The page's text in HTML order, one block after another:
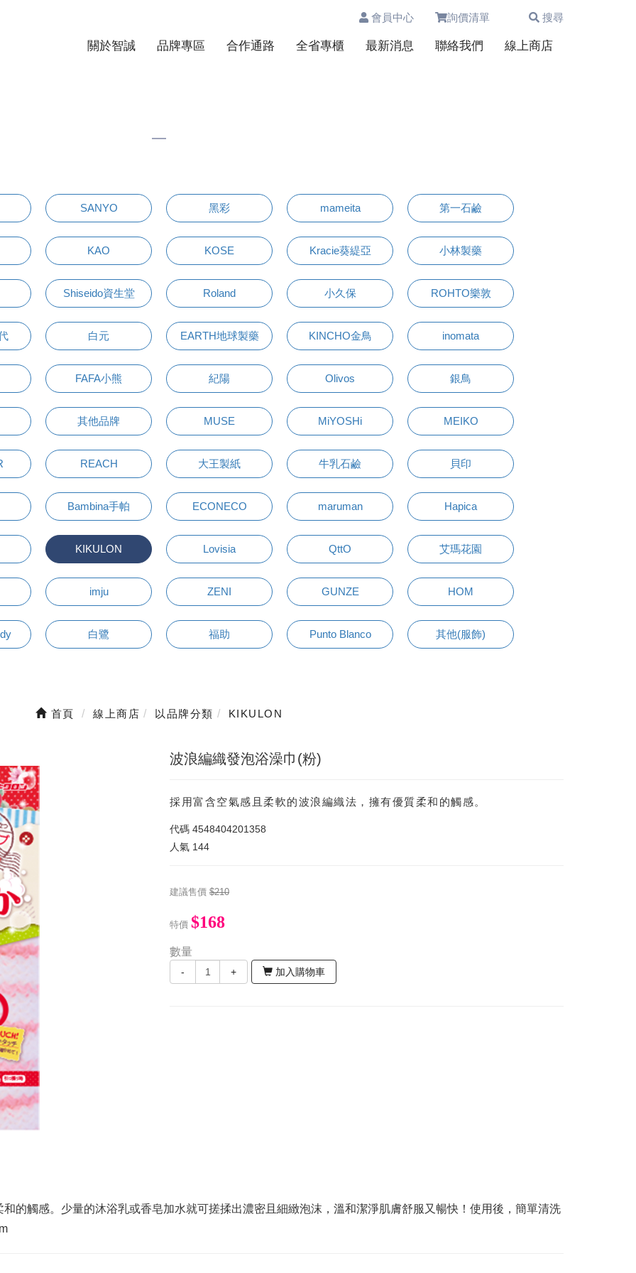
會員中心 詢價清單 搜尋
關於智誠 品牌專區 合作通路 全省專櫃 最新消息 聯絡我們 線上商店
SANYO 黑彩 mameita 第一石鹼
KAO KOSE Kracie葵緹亞 小林製藥
Shiseido資生堂 Roland 小久保 ROHTO樂敦
白元 EARTH地球製藥 KINCHO金鳥 inomata
FAFA小熊 紀陽 Olivos 銀鳥
其他品牌 MUSE MiYOSHi MEIKO
REACH 大王製紙 牛乳石鹼 貝印
Bambina手帕 ECONECO maruman Hapica
KIKULON Lovisia QttO 艾瑪花園
imju ZENI GUNZE HOM
白鷺 福助 Punto Blanco 其他(服飾)
首頁 線上商店 以品牌分類 KIKULON
波浪編織發泡浴澡巾(粉)
採用富含空氣感且柔軟的波浪編織法，擁有優質柔和的觸感。
代碼 4548404201358
人氣 144
建議售價 $210
特價 $168
數量
- + 加入購物車
的觸感。少量的沐浴乳或香皂加水就可搓揉出濃密且細緻泡沫，溫和潔淨肌膚舒服又暢快！使用後，簡單清洗